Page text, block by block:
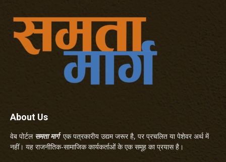
About Us
वेब पोर्टल समता मार्गएक पत्रकारीय उद्यम जरूर है, पर प्रचलित या पेशेवर अर्थ में
नहीं। यह राजनीतिक-सामाजिक कार्यकर्ताओं के एक समूह का प्रयास है।